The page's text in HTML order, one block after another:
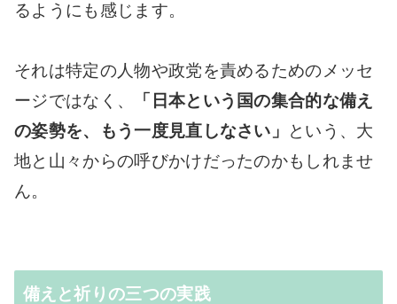
るようにも感じます。
それは特定の人物や政党を責めるためのメッセ
ージではなく、
「日本という国の集合的な備え
の姿勢を、もう一度見直しなさい」
という、大
地と山々からの呼びかけだったのかもしれませ
ん。
備えと祈りの三つの実践